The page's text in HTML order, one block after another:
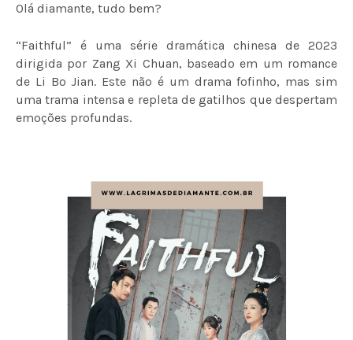
Olá diamante, tudo bem?
“Faithful” é uma série dramática chinesa de 2023
dirigida por Zang Xi Chuan, baseado em um romance
de Li Bo Jian. Este não é um drama fofinho, mas sim
uma trama intensa e repleta de gatilhos que despertam
emoções profundas.